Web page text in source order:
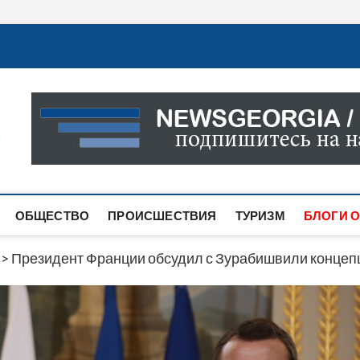
Новости Грузии
САМАЯ АКТУАЛЬНАЯ ИНФОРМАЦИЯ О СОБЫТИЯХ
САЙТЕ ВЫ НАЙДЕТЕ НОВОСТИ ПОЛИТИКИ,
ОБЩЕСТВО ПРОИСШЕСТВИЯ ТУРИЗМ БЛОГИ
> Президент Франции обсудил с Зурабишвили